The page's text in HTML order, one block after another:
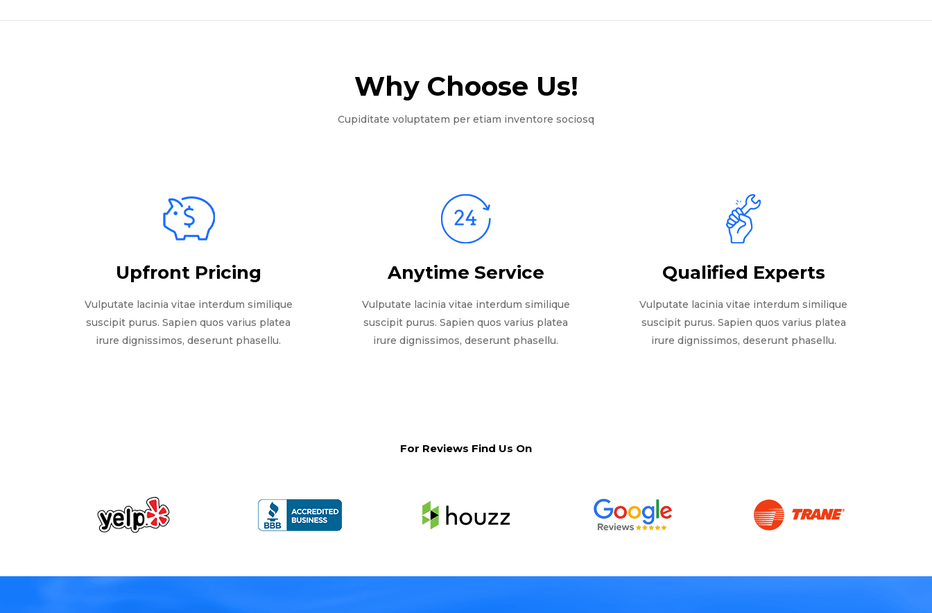
Why Choose Us!​
Cupiditate voluptatem per etiam inventore sociosq
Upfront Pricing
Vulputate lacinia vitae interdum similique
suscipit purus. Sapien quos varius platea
irure dignissimos, deserunt phasellu.
Anytime Service
Vulputate lacinia vitae interdum similique
suscipit purus. Sapien quos varius platea
irure dignissimos, deserunt phasellu.
Qualified Experts
Vulputate lacinia vitae interdum similique
suscipit purus. Sapien quos varius platea
irure dignissimos, deserunt phasellu.
For Reviews Find Us On